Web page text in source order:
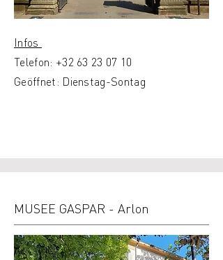
Infos
Telefon: +32 63 23 07 10
Geöffnet: Dienstag-Sontag
MUSEE GASPAR - Arlon